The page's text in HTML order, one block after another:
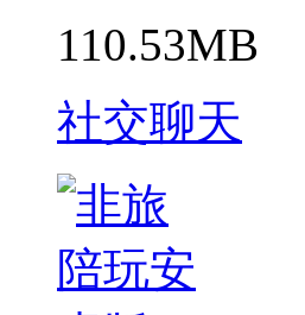
110.53MB
社交聊天